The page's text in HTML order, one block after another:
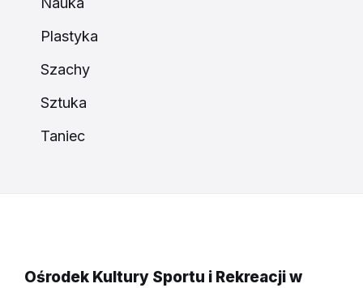
Plastyka
Szachy
Sztuka
Taniec
Ośrodek Kultury Sportu i Rekreacji w